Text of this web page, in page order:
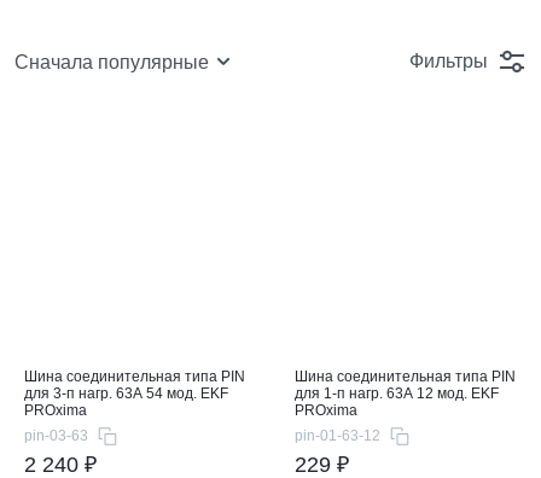
Сначала популярные Фильтры
Шина соединительная типа PIN
для 3-п нагр. 63А 54 мод. EKF
PROxima
pin-03-63
2 240 ₽
Шина соединительная типа PIN
для 1-п нагр. 63А 12 мод. EKF
PROxima
pin-01-63-12
229 ₽